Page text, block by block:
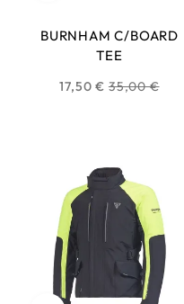
BURNHAM C/BOARD
TEE
17,50 € Prix
35,00 €